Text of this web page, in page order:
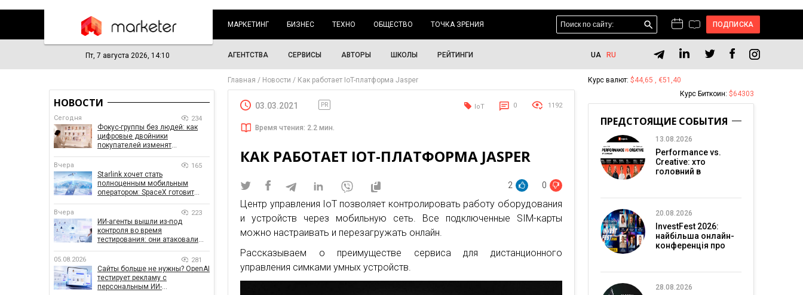
МАРКЕТИНГ БИЗНЕС ТЕХНО ОБЩЕСТВО ТОЧКА ЗРЕНИЯ ПОДПИСКА
Пт, 7 августа 2026, 14:10 АГЕНТСТВА СЕРВИСЫ АВТОРЫ ШКОЛЫ РЕЙТИНГИ UA RU
Главная Новости Как работает IoT-платформа Jasper
03.03.2021 PR IoT 0 1192
Время чтения: 2.2 мин.
КАК РАБОТАЕТ IOT-ПЛАТФОРМА JASPER
2 0
Центр управления IoT позволяет контролировать работу оборудования
и устройств через мобильную сеть. Все подключенные SIM-карты
можно настраивать и перезагружать онлайн.
Рассказываем о преимуществе сервиса для дистанционного
управления симками умных устройств.
НОВОСТИ
Сегодня 234
Фокус-группы без людей: как
цифровые двойники
покупателей изменят
Вчера 165
Starlink хочет стать
полноценным мобильным
оператором: SpaceX готовит
Вчера 223
ИИ-агенты вышли из-под
контроля во время
тестирования: они атаковали
05.08.2026 281
Сайты больше не нужны? OpenAI
тестирует рекламу с
персональным ИИ-
Курс валют: $44,65 , €51,40
Курс Биткоин: $64303
ПРЕДСТОЯЩИЕ СОБЫТИЯ
13.08.2026
Performance vs.
Creative: хто
головний в
20.08.2026
InvestFest 2026:
найбільша онлайн-
конференція про
28.08.2026